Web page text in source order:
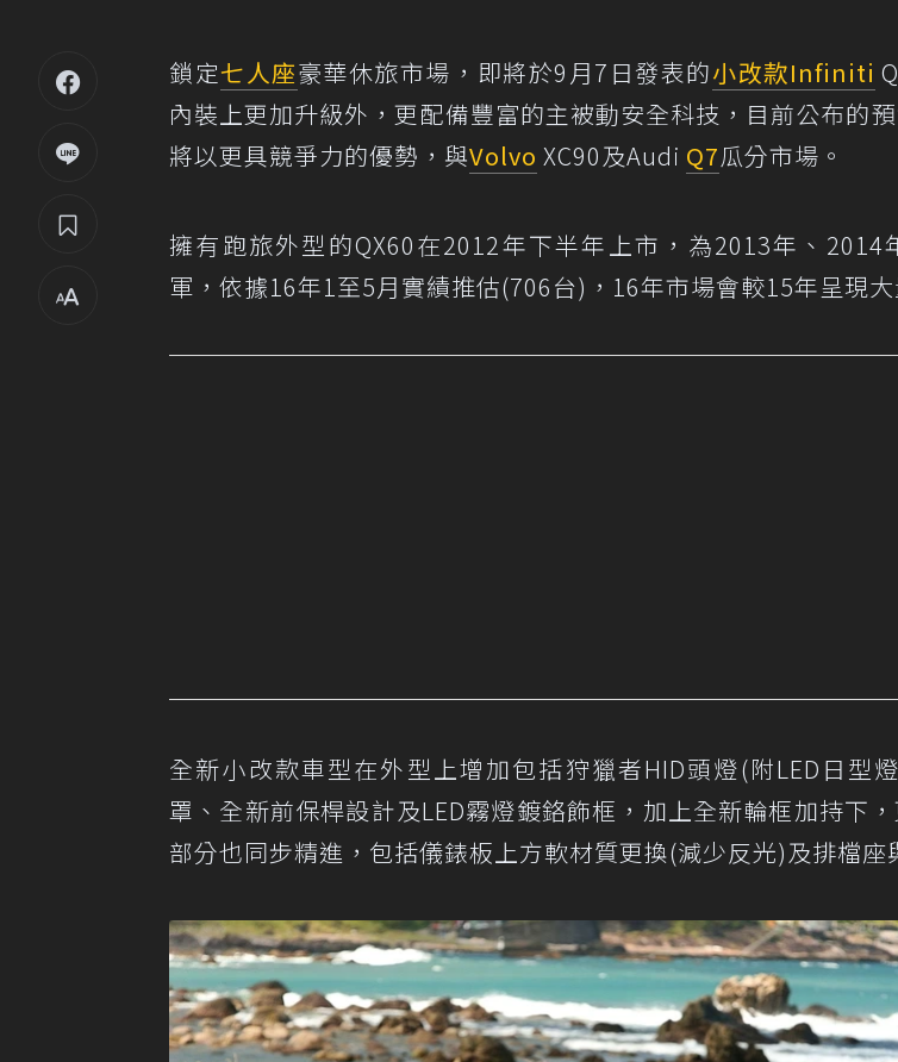
鎖定七人座豪華休旅市場，即將於9月7日發表的小改款Infiniti
內裝上更加升級外，更配備豐富的主被動安全科技，目前公布的
將以更具競爭力的優勢，與Volvo XC90及Audi Q7瓜分市場。
擁有跑旅外型的QX60在2012年下半年上市，為2013年、2014
軍，依據16年1至5月實績推估(706台)，16年市場會較15年呈現大
全新小改款車型在外型上增加包括狩獵者HID頭燈(附LED日型
罩、全新前保桿設計及LED霧燈鍍鉻飾框，加上全新輪框加持下
部分也同步精進，包括儀錶板上方軟材質更換(減少反光)及排檔座